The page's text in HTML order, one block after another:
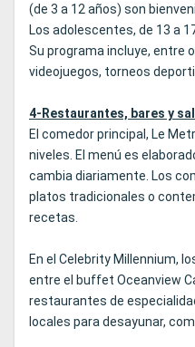
(de 3 a 12 años) son
Los adolescentes, de 13 a
Su programa incluye, entre
videojuegos, torneos
4-Restaurantes, bares y
El comedor principal, Le
niveles. El menú es
cambia diariamente. Los
platos tradicionales o
recetas.
En el Celebrity Millennium,
entre el buffet Oceanview
restaurantes de
locales para desayunar,